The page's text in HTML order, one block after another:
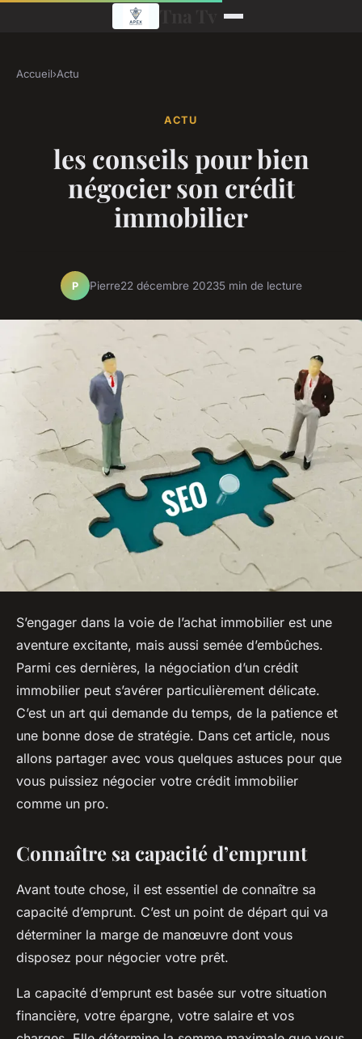
Accueil›Actu
ACTU
les conseils pour bien
négocier son crédit
immobilier
P Pierre22 décembre 20235 min de lecture
S’engager dans la voie de l’achat immobilier est une
aventure excitante, mais aussi semée d’embûches.
Parmi ces dernières, la négociation d’un crédit
immobilier peut s’avérer particulièrement délicate.
C’est un art qui demande du temps, de la patience et
une bonne dose de stratégie. Dans cet article, nous
allons partager avec vous quelques astuces pour que
vous puissiez négocier votre crédit immobilier
comme un pro.
Connaître sa capacité d’emprunt
Avant toute chose, il est essentiel de connaître sa
capacité d’emprunt. C’est un point de départ qui va
déterminer la marge de manœuvre dont vous
disposez pour négocier votre prêt.
La capacité d’emprunt est basée sur votre situation
financière, votre épargne, votre salaire et vos